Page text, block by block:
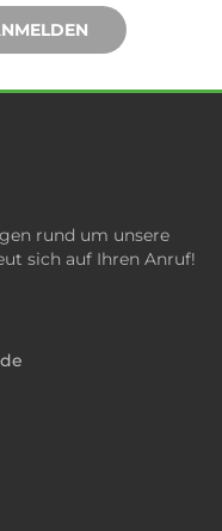
rund um unsere
sich auf Ihren Anruf!